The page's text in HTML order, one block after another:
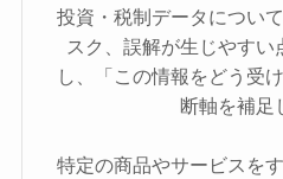
投資・税制データについ
スク、誤解が生じやすい
し、「この情報をどう受
断軸を補足
特定の商品やサービスを